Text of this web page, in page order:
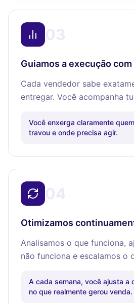
Guiamos a execução
Cada vendedor sabe
entregar. Você acompanha
Você enxerga claramente
travou e onde precisa agir.
Otimizamos
Analisamos o que funciona,
não funciona e escalamos o
A cada semana, você ajusta a
no que realmente gerou venda.